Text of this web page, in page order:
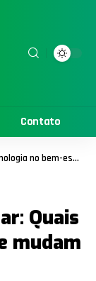
Contato
estar: Quais ferramentas realmente mudam comportamento?
Quais
mudam